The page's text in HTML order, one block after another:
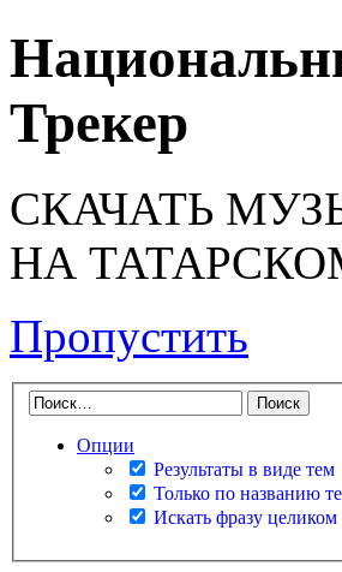
Трекер
СКАЧАТЬ
НА
Пропустить
Опции
Результаты в виде тем
Только по названию
Искать фразу целиком